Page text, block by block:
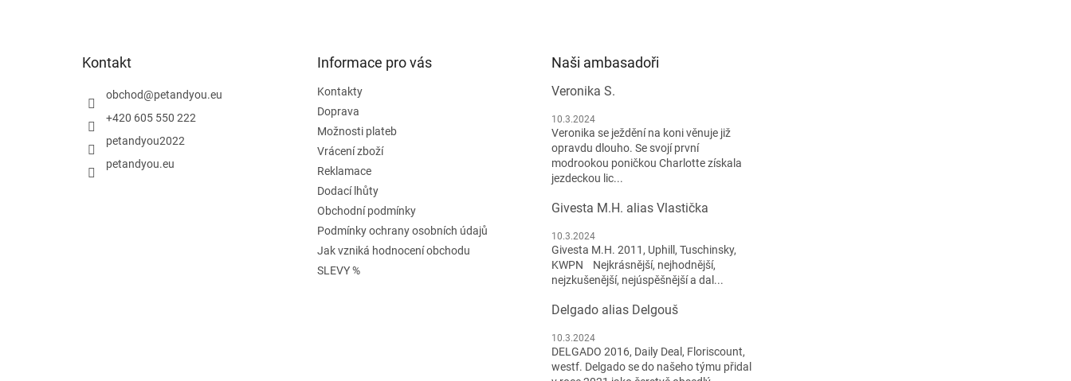
Kontakt
obchod@petandyou.eu
+420 605 550 222
petandyou2022
petandyou.eu
Informace pro vás
Kontakty
Doprava
Možnosti plateb
Vrácení zboží
Reklamace
Dodací lhůty
Obchodní podmínky
Podmínky ochrany osobních údajů
Jak vzniká hodnocení obchodu
SLEVY %
Naši ambasadoři
Veronika S.
10.3.2024
Veronika se ježdění na koni věnuje již
opravdu dlouho. Se svojí první
modrookou poničkou Charlotte získala
jezdeckou lic...
Givesta M.H. alias Vlastička
10.3.2024
Givesta M.H. 2011, Uphill, Tuschinsky,
KWPN Nejkrásnější, nejhodnější,
nejzkušenější, nejúspěšnější a dal...
Delgado alias Delgouš
10.3.2024
DELGADO 2016, Daily Deal, Floriscount,
westf. Delgado se do našeho týmu přidal